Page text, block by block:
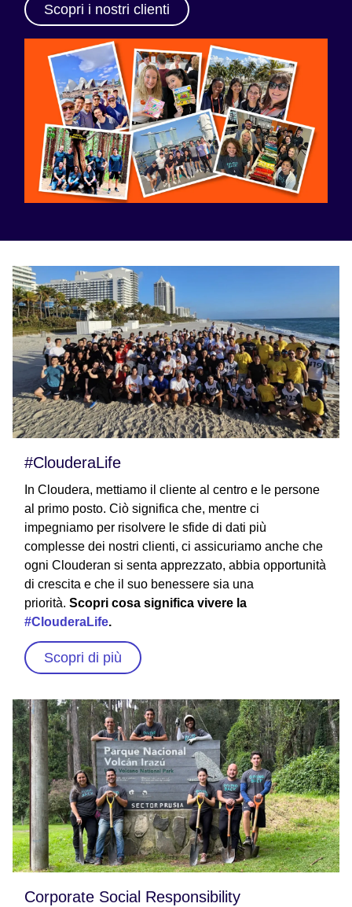
Scopri i nostri clienti
#ClouderaLife
In Cloudera, mettiamo il cliente al centro e le persone
al primo posto. Ciò significa che, mentre ci
impegniamo per risolvere le sfide di dati più
complesse dei nostri clienti, ci assicuriamo anche che
ogni Clouderan si senta apprezzato, abbia opportunità
di crescita e che il suo benessere sia una
priorità. Scopri cosa significa vivere la
#ClouderaLife.
Scopri di più
Corporate Social Responsibility